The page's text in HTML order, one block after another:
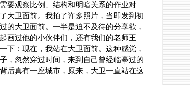
要观察比例、结构和明暗关系的作业对
大卫面前。我拍了许多照片，当即发到初
的大卫面前。一半是迫不及待的分享欲，
画过他的小伙伴们，还有我们的老师王
下：现在，我站在大卫面前。这种感觉，
，忽然穿过时间，来到自己曾经临摹过的
真有一座城市，原来，大卫一直站在这